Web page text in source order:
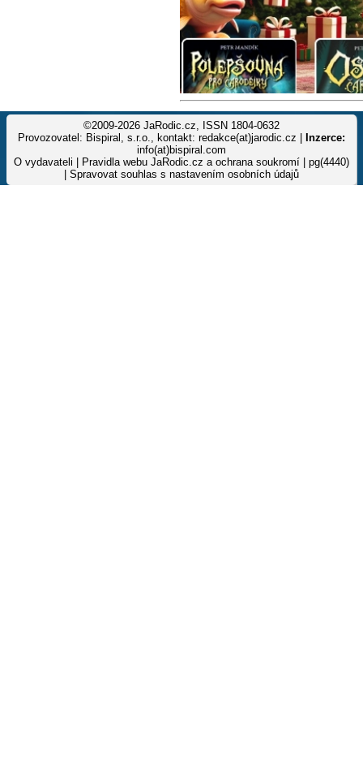
©2009-2026 JaRodic.cz, ISSN 1804-0632
Provozovatel: Bispiral, s.r.o., kontakt: redakce(at)jarodic.cz |
Inzerce:
info(at)bispiral.com
O vydavateli
Pravidla webu JaRodic.cz a ochrana soukromí | pg(4440)
Spravovat souhlas s nastavením osobních údajů